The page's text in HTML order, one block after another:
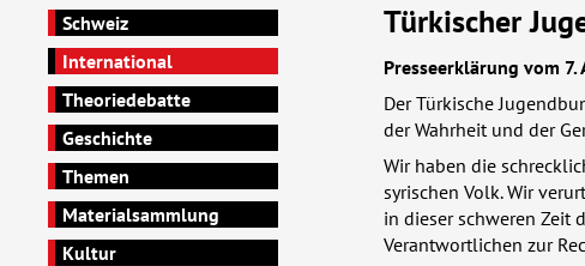
Schweiz
International
Theoriedebatte
Geschichte
Themen
Materialsammlung
Kultur
Türkischer
Presseerklärung vom
Der Türkische
der Wahrheit und der
Wir haben die
syrischen Volk. Wir
in dieser schweren Zeit
Verantwortlichen zur